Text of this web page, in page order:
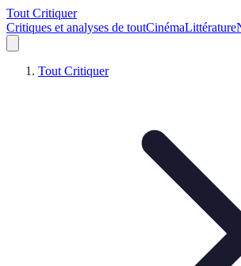
Tout Critiquer
Critiques et analyses de toutCinémaLittérature
Tout Critiquer